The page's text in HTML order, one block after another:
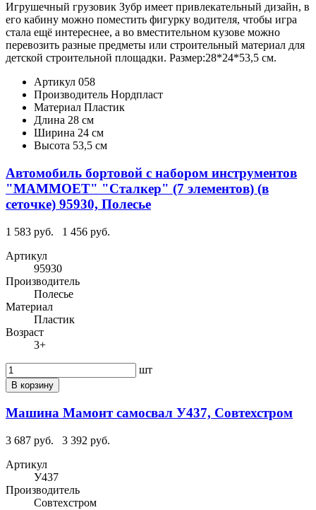
Игрушечный грузовик Зубр имеет привлекательный дизайн, в
его кабину можно поместить фигурку водителя, чтобы игра
стала ещё интереснее, а во вместительном кузове можно
перевозить разные предметы или строительный материал для
детской строительной площадки. Размер:28*24*53,5 см.
Артикул 058
Производитель Нордпласт
Материал Пластик
Длина 28 см
Ширина 24 см
Высота 53,5 см
Автомобиль бортовой с набором инструментов
"MAMMOET" "Сталкер" (7 элементов) (в
сеточке) 95930, Полесье
1 583 руб.
1 456 руб.
Артикул
95930
Производитель
Полесье
Материал
Пластик
Возраст
3+
шт
В корзину
Машина Мамонт самосвал У437, Совтехстром
3 687 руб.
3 392 руб.
Артикул
У437
Производитель
Совтехстром